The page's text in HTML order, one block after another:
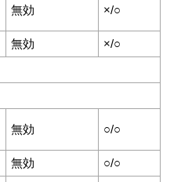
無効 ×/○
無効 ×/○
無効 ○/○
無効 ○/○